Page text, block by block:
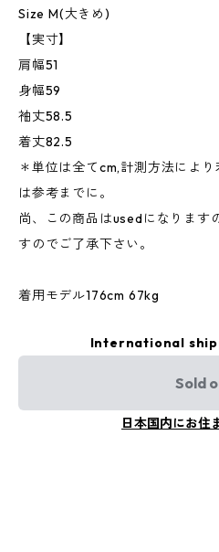
Size M(大きめ)
【実寸】
肩幅51
身幅59
袖丈58.5
着丈82.5
＊単位は全てcm,計測方法によ
は参考までに。
尚、この商品はusedになります
すのでご了承下さい。
着用モデル176cm 67kg
International
Sold
日本国内にお住